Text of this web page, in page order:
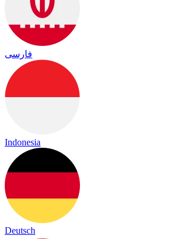
فارسی
Indonesia
Deutsch